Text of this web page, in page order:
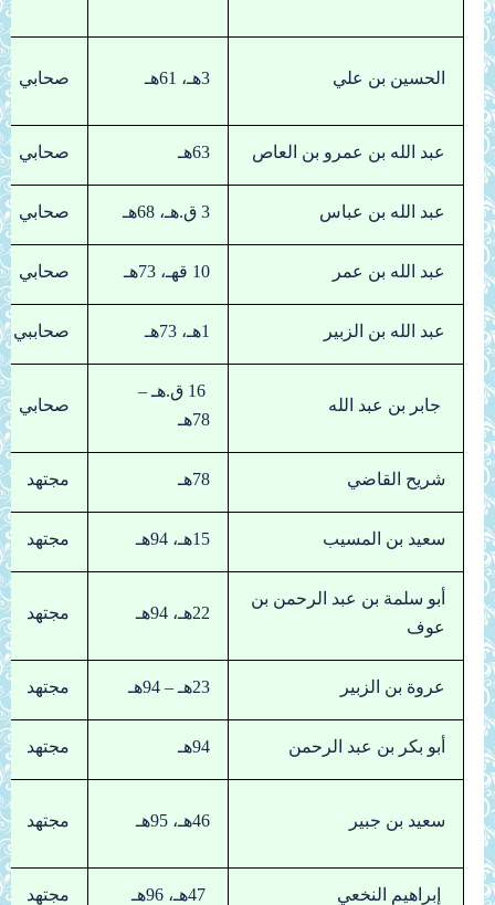
الحسين بن علي 3هـ، 61هـ صحابي
عبد الله بن عمرو بن العاص 63هـ صحابي
عبد الله بن عباس 3 ق.هـ، 68هـ صحابي
عبد الله بن عمر 10 قهـ، 73هـ صحابي
عبد الله بن الزبير 1هـ، 73هـ صحاببي
جابر بن عبد الله
16 ق.هـ –
78هـ
صحابي
شريح القاضي 78هـ مجتهد
سعيد بن المسيب 15هـ، 94هـ مجتهد
أبو سلمة بن عبد الرحمن بن
عوف
22هـ، 94هـ مجتهد
عروة بن الزبير 23هـ – 94هـ مجتهد
أبو بكر بن عبد الرحمن 94هـ مجتهد
سعيد بن جبير 46هـ، 95هـ مجتهد
إبراهيم النخعي 47هـ، 96هـ مجتهد